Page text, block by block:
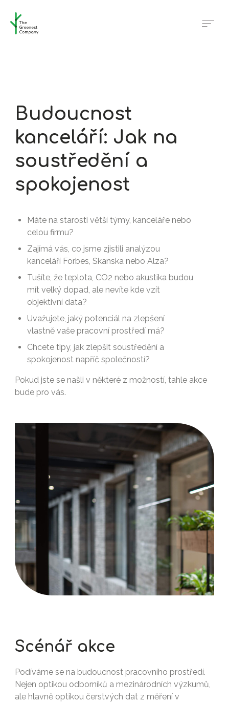
Budoucnost
kanceláří: Jak na
soustředění a
spokojenost
Máte na starosti větší týmy, kanceláře nebo
celou firmu?
Zajímá vás, co jsme zjistili analýzou
kanceláří Forbes, Skanska nebo Alza?
Tušíte, že teplota, CO2 nebo akustika budou
mít velký dopad, ale nevíte kde vzít
objektivní data?
Uvažujete, jaký potenciál na zlepšení
vlastně vaše pracovní prostředí má?
Chcete tipy, jak zlepšit soustředění a
spokojenost napříč společností?
Pokud jste se našli v některé z možností, tahle akce
bude pro vás.
Scénář akce
Podíváme se na budoucnost pracovního prostředí.
Nejen optikou odborníků a mezinárodních výzkumů,
ale hlavně optikou čerstvých dat z měření v